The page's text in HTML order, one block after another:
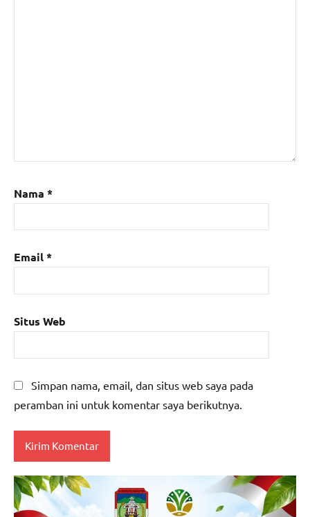
Nama *
Email*
Situs Web
Simpan nama, email, dan situs web saya pada
peramban ini untuk komentar saya berikutnya.